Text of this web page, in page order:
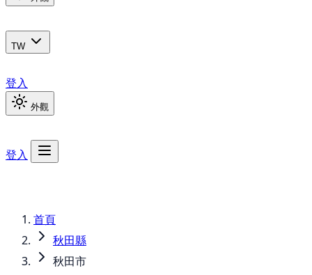
TW
登入
外觀
登入
首頁
秋田縣
秋田市